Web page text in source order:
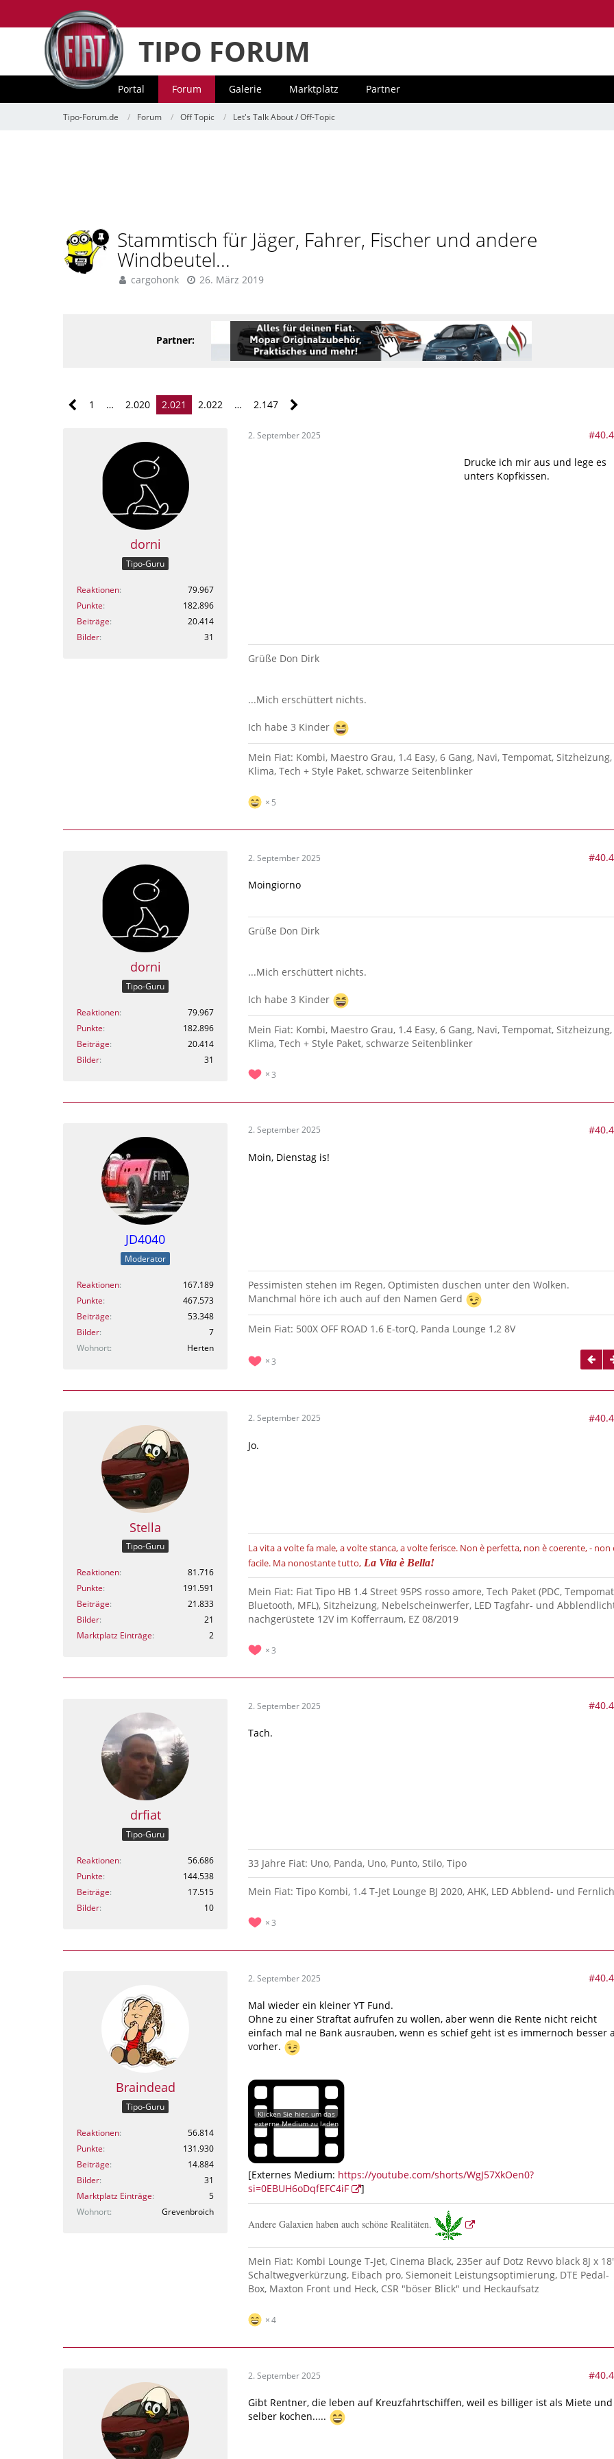
TIPO FORUM
Portal Forum Galerie Marktplatz Partner
Tipo-Forum.de Forum Off Topic Let's Talk About / Off-Topic
Stammtisch für Jäger, Fahrer, Fischer und andere
Windbeutel...
cargohonk 26. März 2019
Partner:
1 … 2.020 2.021 2.022 … 2.147
dorni
Tipo-Guru
Reaktionen
79.967
Punkte
182.896
Beiträge
20.414
Bilder
31
2. September 2025
Drucke ich mir aus und lege es
unters Kopfkissen.
Grüße Don Dirk
...Mich erschüttert nichts.
Ich habe 3 Kinder
Mein Fiat: Kombi, Maestro Grau, 1.4 Easy, 6 Gang, Navi, Tempomat, Sitzheizung,
Klima, Tech + Style Paket, schwarze Seitenblinker
5
dorni
Tipo-Guru
Reaktionen
79.967
Punkte
182.896
Beiträge
20.414
Bilder
31
2. September 2025
Moingiorno
Grüße Don Dirk
...Mich erschüttert nichts.
Ich habe 3 Kinder
Mein Fiat: Kombi, Maestro Grau, 1.4 Easy, 6 Gang, Navi, Tempomat, Sitzheizung,
Klima, Tech + Style Paket, schwarze Seitenblinker
3
JD4040
Moderator
Reaktionen
167.189
Punkte
467.573
Beiträge
53.348
Bilder
7
Wohnort
Herten
2. September 2025
Moin, Dienstag is!
Pessimisten stehen im Regen, Optimisten duschen unter den Wolken.
Manchmal höre ich auch auf den Namen Gerd
Mein Fiat: 500X OFF ROAD 1.6 E-torQ, Panda Lounge 1,2 8V
3
Stella
Tipo-Guru
Reaktionen
81.716
Punkte
191.591
Beiträge
21.833
Bilder
21
Marktplatz Einträge
2
2. September 2025
Jo.
La vita a volte fa male, a volte stanca, a volte ferisce. Non è perfetta, non è coerente, - non
facile. Ma nonostante tutto, La Vita è Bella!
Mein Fiat: Fiat Tipo HB 1.4 Street 95PS rosso amore, Tech Paket (PDC,
Bluetooth, MFL), Sitzheizung, Nebelscheinwerfer, LED Tagfahr- und
nachgerüstete 12V im Kofferraum, EZ 08/2019
3
drfiat
Tipo-Guru
Reaktionen
56.686
Punkte
144.538
Beiträge
17.515
Bilder
10
2. September 2025
Tach.
33 Jahre Fiat: Uno, Panda, Uno, Punto, Stilo, Tipo
Mein Fiat: Tipo Kombi, 1.4 T-Jet Lounge BJ 2020, AHK, LED Abblend- und
3
Braindead
Tipo-Guru
Reaktionen
56.814
Punkte
131.930
Beiträge
14.884
Bilder
31
Marktplatz Einträge
5
Wohnort
Grevenbroich
2. September 2025
Mal wieder ein kleiner YT Fund.
Ohne zu einer Straftat aufrufen zu wollen, aber wenn die Rente nicht reicht
einfach mal ne Bank ausrauben, wenn es schief geht ist es immernoch besser
vorher.
[Externes Medium: https://youtube.com/shorts/WgJ57XkOen0?
si=0EBUH6oDqfEFC4iF
]
Andere Galaxien haben auch schöne Realitäten.
Mein Fiat: Kombi Lounge T-Jet, Cinema Black, 235er auf Dotz Revvo black 8J x
Schaltwegverkürzung, Eibach pro, Siemoneit Leistungsoptimierung, DTE Pedal-
Box, Maxton Front und Heck, CSR "böser Blick" und Heckaufsatz
4
2. September 2025
Gibt Rentner, die leben auf Kreuzfahrtschiffen, weil es billiger ist als Miete und
selber kochen.....